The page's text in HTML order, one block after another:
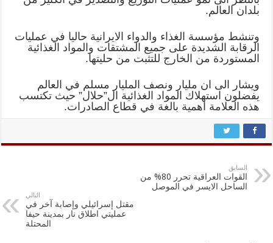
بلدان العالم.
وتنشط مؤسسة الغذاء والدواء الايرانية حاليا في عمليات
الرقابة الشديدة على جميع المشتقات والمواد الغذائية
المستوردة من الخارج للتثبت من حليتها.
ويشار الى ان مليار ونصف المليار مسلم في العالم
يفضلون استهلاك المواد الغذائية ال”حلال” حيث تكتسب
هذه العلامة اهمية بالغة في قطاع الصادرات.
السابق
القوات العراقية تحرر 80% من
الساحل الايسر في الموصل
التالي
مقتل إسرائيلي وإصابة آخر في
عمليتي اطلاق نار بمدينة حيفا
المحتلة